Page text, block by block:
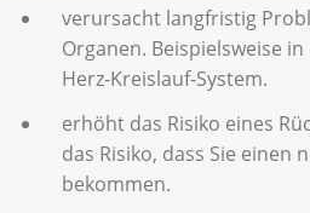
verursacht langfristig
Organen. Beispielsweise
Herz-Kreislauf-System.
erhöht das Risiko eines
das Risiko, dass Sie einen
bekommen.